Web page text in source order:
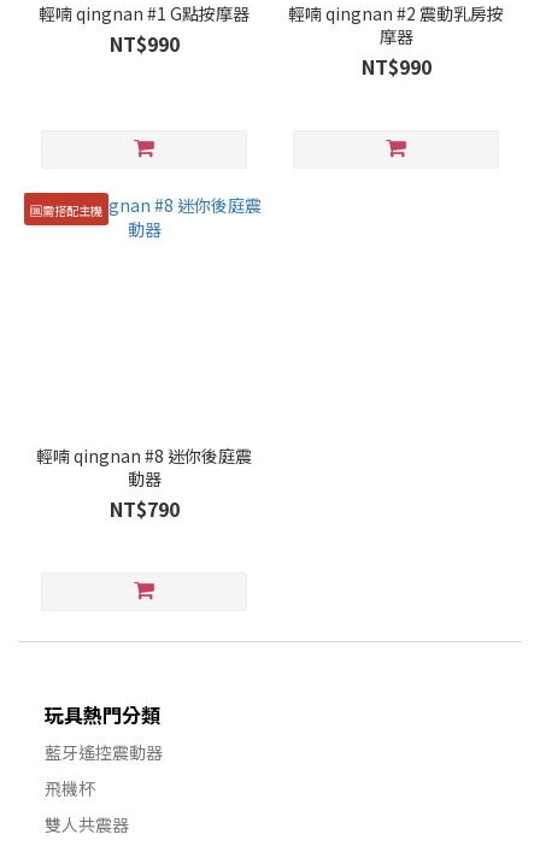
輕喃 qingnan #1 G點按摩器
NT$990
輕喃 qingnan #2 震動乳房按
摩器
NT$990
🆒需搭配主機
輕喃 qingnan #8 迷你後庭震
動器
NT$790
玩具熱門分類
藍牙遙控震動器
飛機杯
雙人共震器